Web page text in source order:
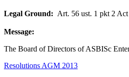
Legal Ground: Art. 56 ust. 1 pkt 2
Message:
The Board of Directors of ASBISc
Resolutions AGM 2013